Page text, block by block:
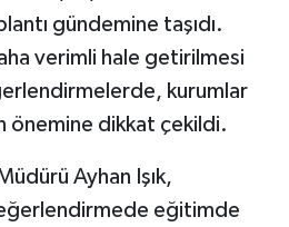
gündemine taşıdı.
verimli hale getirilmesi
kurumlar
önemine dikkat çekildi.
Ayhan Işık,
eğitimde